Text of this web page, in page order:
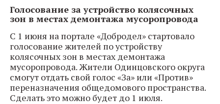
Голосование за устройство колясочных
зон в местах демонтажа мусоропровода
С 1 июня на портале «Добродел» стартовало
голосование жителей по устройству
колясочных зон в местах демонтажа
мусоропровода. Жители Одинцовского округа
смогут отдать свой голос «За» или «Против»
переназначения общедомового пространства.
Сделать это можно будет до 1 июля.